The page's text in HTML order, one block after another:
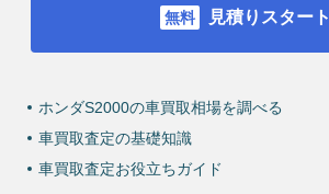
見積りスタート
ホンダS2000の車買取相場を調べる
車買取査定の基礎知識
車買取査定お役立ちガイド